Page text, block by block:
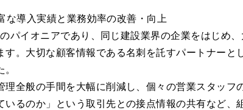
な導入実績と業務効率の改善・向上
パイオニアであり、同じ建設業界の企業をはじめ
。大切な顧客情報である名刺を託すパートナーと
全般の手間を大幅に削減し、個々の営業スタッフ
いるのか」という取引先との接点情報の共有など、